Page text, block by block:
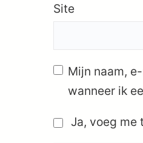
Site
Mijn naam,
wanneer ik
Ja, voeg me